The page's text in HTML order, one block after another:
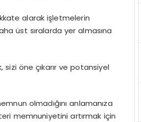
alarak işletmelerin
üst sıralarda yer almasına
öne çıkarır ve potansiyel
olmadığını anlamanıza
memnuniyetini artırmak için